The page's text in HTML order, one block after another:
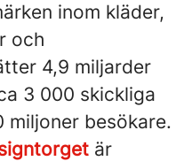
inom kläder,
och
4,9 miljarder
3 000 skickliga
miljoner besökare.
är